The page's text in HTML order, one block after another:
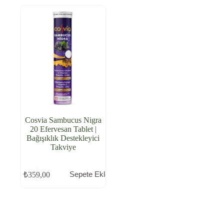
Cosvia Sambucus Nigra
20 Efervesan Tablet |
Bağışıklık Destekleyici
Takviye
₺359,00 Sepete Ekle